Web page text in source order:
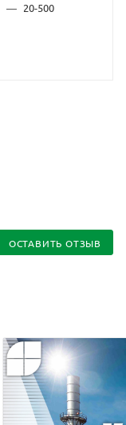
— 20-500
ОСТАВИТЬ ОТЗЫВ